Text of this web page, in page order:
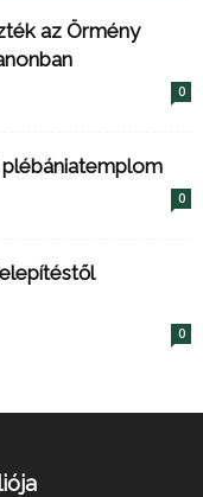
az Örmény
0
0
0